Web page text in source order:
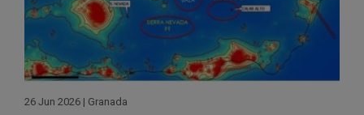
26 Jun 2026 | Granada